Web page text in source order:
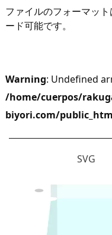
ファイルのフォーマッ
ード可能です。
Warning: Undefined
/home/cuerpos/
biyori.com/
SVG